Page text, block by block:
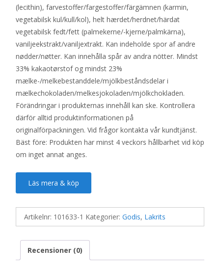
(lecithin), farvestoffer/fargestoffer/färgämnen (karmin,
vegetabilsk kul/kull/kol), helt hærdet/herdnet/härdat
vegetabilsk fedt/fett (palmekerne/-kjerne/palmkärna),
vaniljeekstrakt/vaniljextrakt. Kan indeholde spor af andre
nødder/nøtter. Kan innehålla spår av andra nötter. Mindst
33% kakaotørstof og mindst 23%
mælke-/melkebestanddele/mjölkbeståndsdelar i
mælkechokoladen/melkesjokoladen/mjölkchokladen.
Förändringar i produkternas innehåll kan ske. Kontrollera
därför alltid produktinformationen på
originalförpackningen. Vid frågor kontakta vår kundtjänst.
Bäst före: Produkten har minst 4 veckors hållbarhet vid köp
om inget annat anges.
Läs mera & köp
Artikelnr: 101633-1 Kategorier: Godis, Lakrits
Recensioner (0)